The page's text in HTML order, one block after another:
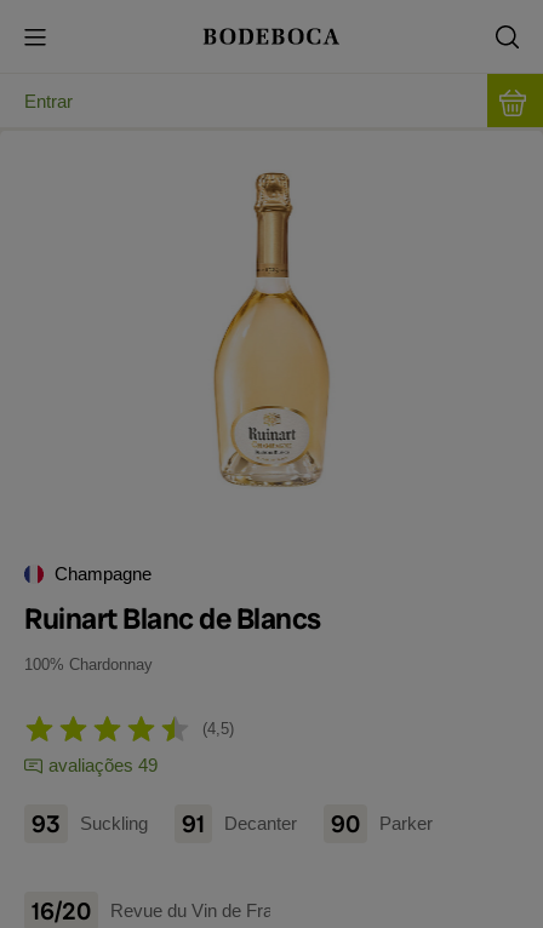
Entrar
Champagne
Ruinart Blanc de Blancs
100% Chardonnay
4,5
avaliações 49
93 Suckling 91 Decanter 90 Parker
16/20 Revue du Vin de France